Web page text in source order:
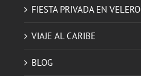
FIESTA PRIVADA EN VELERO
VIAJE AL CARIBE
BLOG